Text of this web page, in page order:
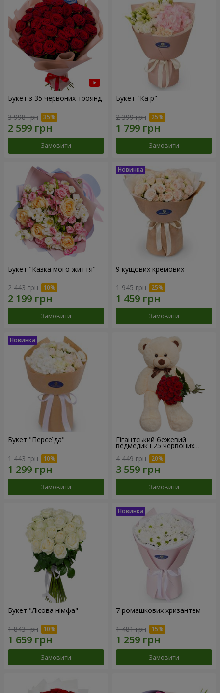
Букет з 35 червоних троянд
3 998 грн
Замовити
Букет "Каїр"
2 399 грн
Замовити
Букет "Казка мого життя"
2 443 грн
Замовити
9 кущових кремових
1 945 грн
Замовити
Букет "Персеїда"
1 443 грн
Замовити
Гігантський бежевий
ведмедик і 25 червоних
троянд
4 449 грн
Замовити
Букет "Лісова німфа"
1 843 грн
Замовити
7 ромашкових хризантем
1 481 грн
Замовити